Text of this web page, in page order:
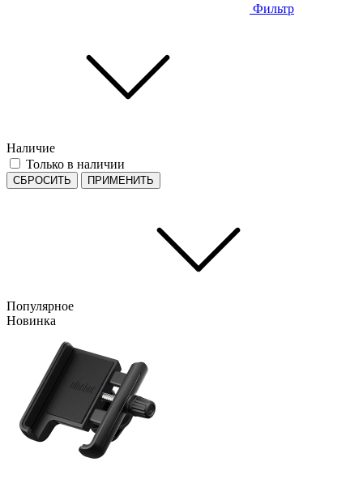
Фильтр
Наличие
Только в наличии
СБРОСИТЬ ПРИМЕНИТЬ
Популярное
Новинка